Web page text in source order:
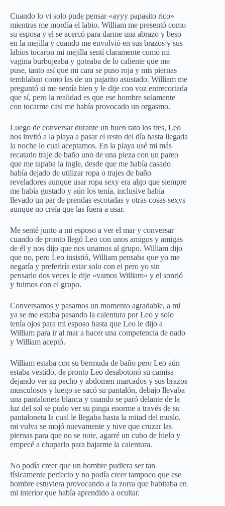
Cuando lo vi solo pude pensar «ayyy papasito rico»
mientras me mordía el labio. William me presentó como
su esposa y el se acercó para darme una abrazo y beso
en la mejilla y cuando me envolvió en sus brazos y sus
labios tocaron mi mejilla sentí claramente como mi
vagina burbujeaba y goteaba de lo caliente que me
puse, tanto así que mi cara se puso roja y mis piernas
temblaban como las de un pajarito asustado. William me
preguntó si me sentía bien y le dije con voz entrecortada
que sí, pero la realidad es que ese hombre solamente
con tocarme casi me había provocado un orgasmo.
Luego de conversar durante un buen rato los tres, Leo
nos invitó a la playa a pasar el resto del día hasta llegada
la noche lo cual aceptamos. En la playa usé mi más
recatado traje de baño uno de una pieza con un pareo
que me tapaba la ingle, desde que me había casado
había dejado de utilizar ropa o trajes de baño
reveladores aunque usar ropa sexy era algo que siempre
me había gustado y aún los tenía, inclusive había
llevado un par de prendas escotadas y otras cosas sexys
aunque no creía que las fuera a usar.
Me senté junto a mi esposo a ver el mar y conversar
cuando de pronto llegó Leo con unos amigos y amigas
de él y nos dijo que nos unamos al grupo. William dijo
que no, pero Leo insistió, William pensaba que yo me
negaría y preferiría estar solo con el pero yo sin
pensarlo dos veces le dije «vamos William» y el sonrió
y fuimos con el grupo.
Conversamos y pasamos un momento agradable, a mi
ya se me estaba pasando la calentura por Leo y solo
tenía ojos para mi esposo hasta que Leo le dijo a
William para ir al mar a hacer una competencia de nado
y William aceptó.
William estaba con su bermuda de baño pero Leo aún
estaba vestido, de pronto Leo desabotonó su camisa
dejando ver su pecho y abdomen marcados y sus brazos
musculosos y luego se sacó su pantalón, debajo llevaba
una pantaloneta blanca y cuando se paró delante de la
luz del sol se pudo ver su pinga enorme a través de su
pantaloneta la cual le llegaba hasta la mitad del muslo,
mi vulva se mojó nuevamente y tuve que cruzar las
piernas para que no se note, agarré un cubo de hielo y
empecé a chuparlo para bajarme la calentura.
No podía creer que un hombre pudiera ser tan
físicamente perfecto y no podía creer tampoco que ese
hombre estuviera provocando a la zorra que habitaba en
mi interior que había aprendido a ocultar.